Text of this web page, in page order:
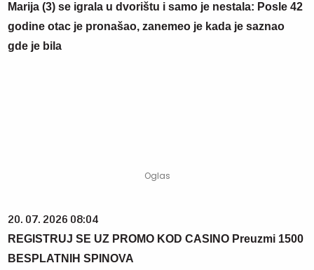
Marija (3) se igrala u dvorištu i samo je nestala: Posle 42
godine otac je pronašao, zanemeo je kada je saznao
gde je bila
20. 07. 2026 08:04
REGISTRUJ SE UZ PROMO KOD CASINO Preuzmi 1500
BESPLATNIH SPINOVA